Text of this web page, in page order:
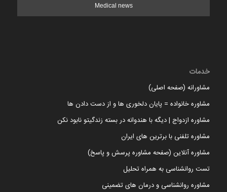
Medical news
خدمات
مشاورانه (صفحه اصلی)
مشاوره خانواده = پایان دلخوری ها و از دست دادن ها
مشاوره ازدواج | دیگه با هندوانه در بسته زندگیتو نابود نکن
مشاوره تلفنی با برترین های ایران
مشاوره آنلاین (صفحه مشاوره پرسش و پاسخ)
تست روانشناسی به همراه تحلیل
مشاوره روانشناسی و درمان های تضمینی